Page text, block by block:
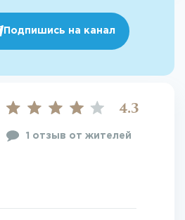
Подпишись на канал
4.3
1 отзыв от жителей